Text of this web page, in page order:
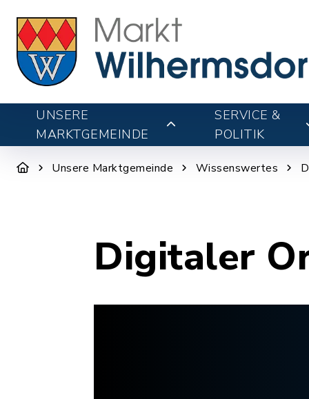
UNSERE
MARKTGEMEINDE
SERVICE &
POLITIK
Unsere Marktgemeinde Wissenswertes
Digitaler